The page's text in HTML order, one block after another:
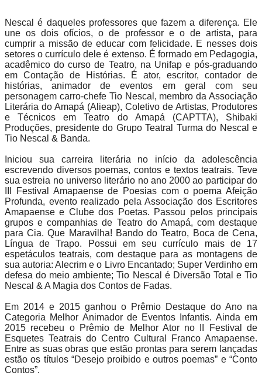
Nescal é daqueles professores que fazem a diferença. Ele
une os dois ofícios, o de professor e o de artista, para
cumprir a missão de educar com felicidade. E nesses dois
setores o currículo dele é extenso. É formado em Pedagogia,
acadêmico do curso de Teatro, na Unifap e pós-graduando
em Contação de Histórias. É ator, escritor, contador de
histórias, animador de eventos em geral com seu
personagem carro-chefe Tio Nescal, membro da Associação
Literária do Amapá (Alieap), Coletivo de Artistas, Produtores
e Técnicos em Teatro do Amapá (CAPTTA), Shibaki
Produções, presidente do Grupo Teatral Turma do Nescal e
Tio Nescal & Banda.
Iniciou sua carreira literária no início da adolescência
escrevendo diversos poemas, contos e textos teatrais. Teve
sua estreia no universo literário no ano 2000 ao participar do
III Festival Amapaense de Poesias com o poema Afeição
Profunda, evento realizado pela Associação dos Escritores
Amapaense e Clube dos Poetas. Passou pelos principais
grupos e companhias de Teatro do Amapá, com destaque
para Cia. Que Maravilha! Bando do Teatro, Boca de Cena,
Língua de Trapo. Possui em seu currículo mais de 17
espetáculos teatrais, com destaque para as montagens de
sua autoria: Alecrim e o Livro Encantado; Super Verdinho em
defesa do meio ambiente; Tio Nescal é Diversão Total e Tio
Nescal & A Magia dos Contos de Fadas.
Em 2014 e 2015 ganhou o Prêmio Destaque do Ano na
Categoria Melhor Animador de Eventos Infantis. Ainda em
2015 recebeu o Prêmio de Melhor Ator no II Festival de
Esquetes Teatrais do Centro Cultural Franco Amapaense.
Entre as suas obras que estão prontas para serem lançadas
estão os títulos “Desejo proibido e outros poemas” e “Conto
Contos”.